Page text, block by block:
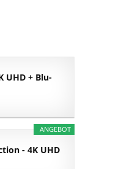
UHD + Blu-
ANGEBOT
- 4K UHD